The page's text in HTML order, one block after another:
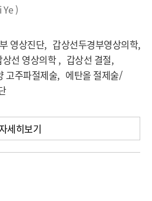
)
영상진단, 갑상선두경부영상의학,
선 영상의학 , 갑상선 결절,
고주파절제술, 에탄올 절제술/
세히보기